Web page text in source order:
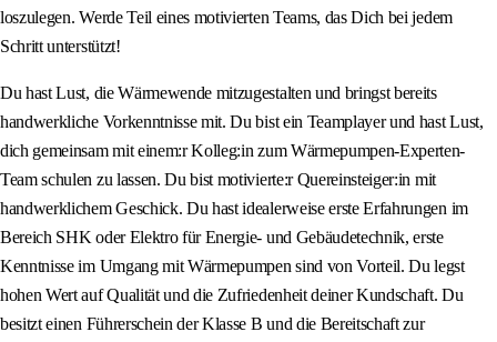
loszulegen. Werde Teil eines motivierten Teams, das Dich bei jedem
Schritt unterstützt!
Du hast Lust, die Wärmewende mitzugestalten und bringst bereits
handwerkliche Vorkenntnisse mit. Du bist ein Teamplayer und hast Lust,
dich gemeinsam mit einem:r Kolleg:in zum Wärmepumpen-Experten-
Team schulen zu lassen. Du bist motivierte:r Quereinsteiger:in mit
handwerklichem Geschick. Du hast idealerweise erste Erfahrungen im
Bereich SHK oder Elektro für Energie- und Gebäudetechnik, erste
Kenntnisse im Umgang mit Wärmepumpen sind von Vorteil. Du legst
hohen Wert auf Qualität und die Zufriedenheit deiner Kundschaft. Du
besitzt einen Führerschein der Klasse B und die Bereitschaft zur